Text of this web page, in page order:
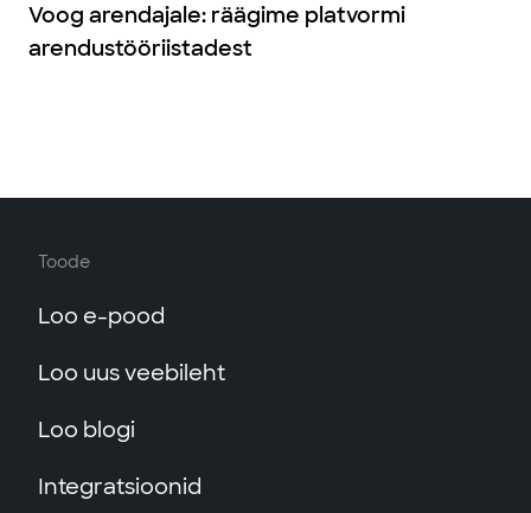
Voog arendajale: räägime platvormi
arendustööriistadest
Toode
Loo e-pood
Loo uus veebileht
Loo blogi
Integratsioonid